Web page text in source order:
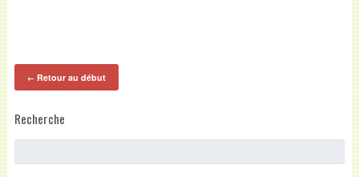
←Retour au début
Recherche